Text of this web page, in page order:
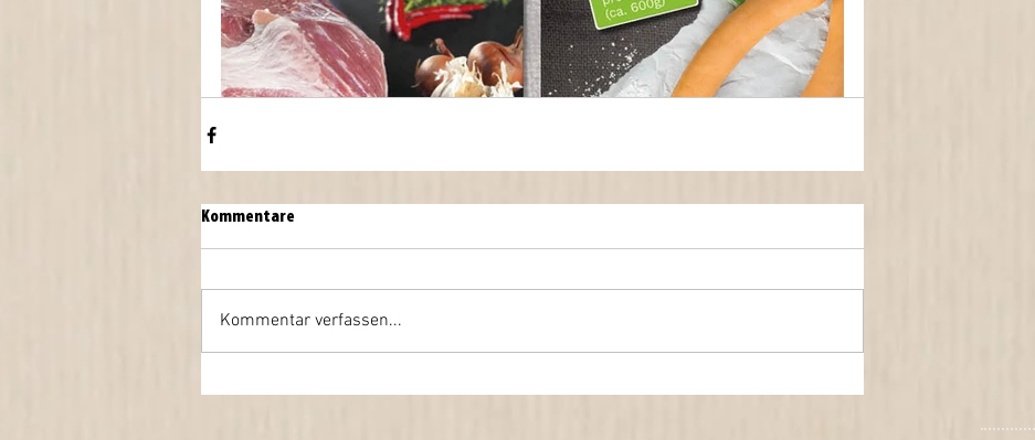
Kommentare
Kommentar verfassen...